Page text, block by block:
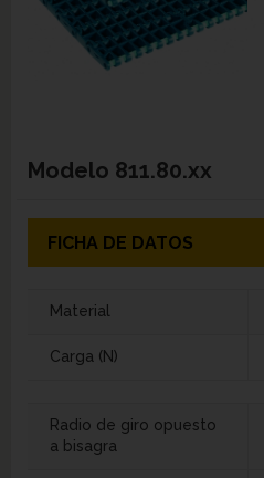
Modelo 811.80.xx
FICHA DE DATOS
Material
Carga (N)
Radio de giro opuesto
a bisagra